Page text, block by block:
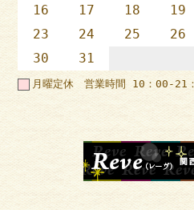
16
17 18 19
23
24 25 26
30
31
月曜定休 営業時間 10：00-21